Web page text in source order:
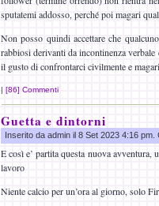
sputatemi addosso, perché poi magari
Non posso quindi accettare che
rabbiosi derivanti da incontinenza
il gusto di confrontarci civilmente e
| [86] Commenti
Guetta e dintorni
Inserito da admin il 8 Set 2023 4:16 pm.
E così e’ partita questa nuova
lavoro
Niente calcio per un’ora al giorno, solo